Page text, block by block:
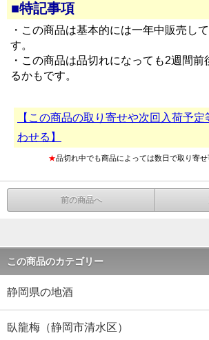
■特記事項
・この商品は基本的には一年中販売し
す。
・この商品は品切れになっても2週間前
るかもです。
【この商品の取り寄せや次回入荷予
わせる】
★品切れ中でも商品によっては数日で取り寄
前の商品へ
この商品のカテゴリー
静岡県の地酒
臥龍梅（静岡市清水区）